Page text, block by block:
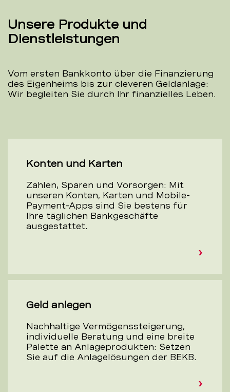
Unsere Produkte und
Dienstleistungen
Vom ersten Bankkonto über die Finanzierung
des Eigenheims bis zur cleveren Geldanlage:
Wir begleiten Sie durch Ihr finanzielles Leben.
Konten und Karten
Zahlen, Sparen und Vorsorgen: Mit
unseren Konten, Karten und Mobile-
Payment-Apps sind Sie bestens für
Ihre täglichen Bankgeschäfte
ausgestattet.
Geld anlegen
Nachhaltige Vermögenssteigerung,
individuelle Beratung und eine breite
Palette an Anlageprodukten: Setzen
Sie auf die Anlagelösungen der BEKB.